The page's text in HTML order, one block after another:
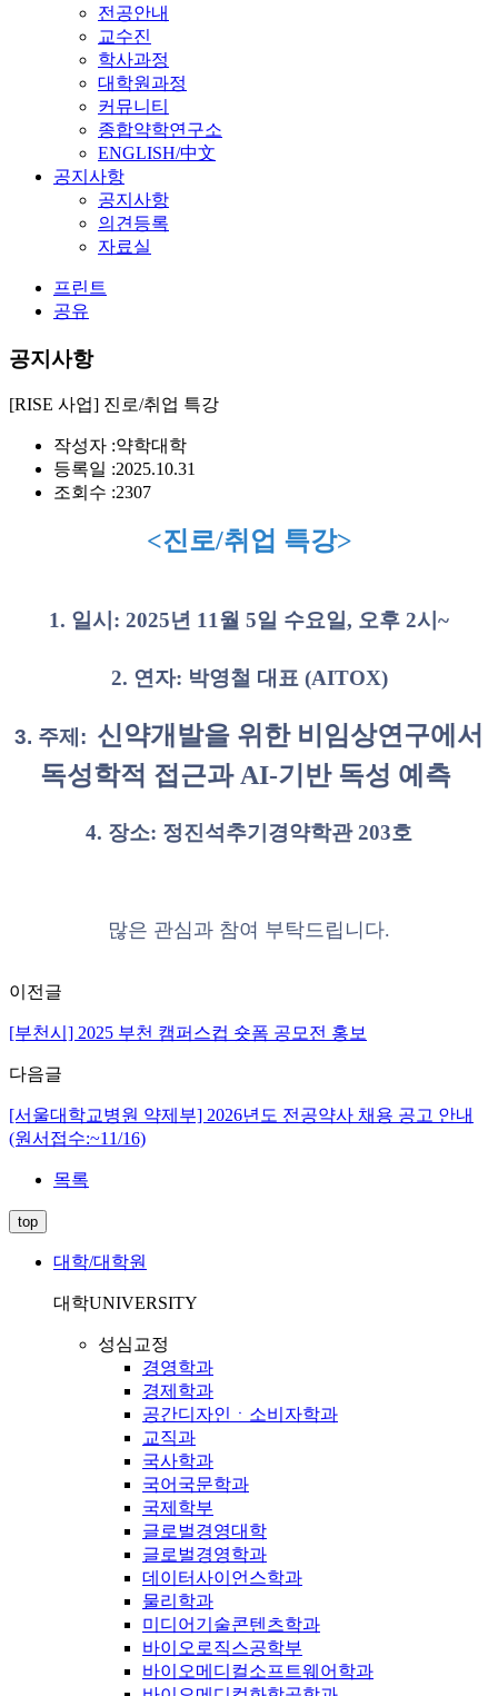
전공안내
교수진
학사과정
대학원과정
커뮤니티
종합약학연구소
ENGLISH/中文
공지사항
공지사항
의견등록
자료실
프린트
공유
공지사항
[RISE 사업] 진로/취업 특강
작성자 :약학대학
등록일 :2025.10.31
조회수 :2307
<진로/취업 특강>
1. 일시: 2025년 11월 5일 수요일, 오후 2시~
2. 연자: 박영철 대표 (AITOX)
3. 주제: 신약개발을 위한 비임상연구에서
독성학적 접근과 AI-기반 독성 예측
4. 장소: 정진석추기경약학관 203호
많은 관심과 참여 부탁드립니다.
이전글
[부천시] 2025 부천 캠퍼스컵 숏폼 공모전 홍보
다음글
[서울대학교병원 약제부] 2026년도 전공약사 채용 공고 안내
(원서접수:~11/16)
목록
top
대학/대학원
대학UNIVERSITY
성심교정
경영학과
경제학과
공간디자인ㆍ소비자학과
교직과
국사학과
국어국문학과
국제학부
글로벌경영대학
글로벌경영학과
데이터사이언스학과
물리학과
미디어기술콘텐츠학과
바이오로직스공학부
바이오메디컬소프트웨어학과